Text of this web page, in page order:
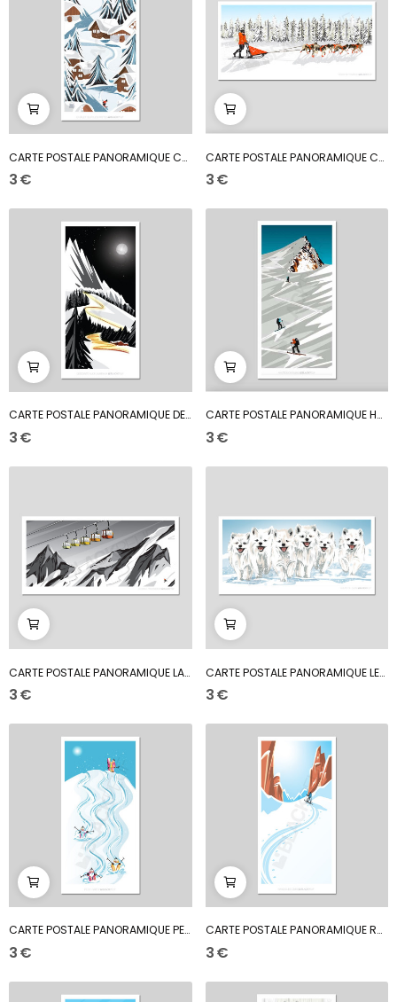
CARTE POSTALE PANORAMIQUE CHALET SUR LES PISTES
3 €
CARTE POSTALE PANORAMIQUE CHIEN DE TRAINEAU
3 €
CARTE POSTALE PANORAMIQUE DESCENTE AUX FLAMBEAUX
3 €
CARTE POSTALE PANORAMIQUE HAUTE MONTAGNE
3 €
CARTE POSTALE PANORAMIQUE LA GRAVE
3 €
CARTE POSTALE PANORAMIQUE LES P'TITS LOUPS
3 €
CARTE POSTALE PANORAMIQUE PEUF PARTY
3 €
CARTE POSTALE PANORAMIQUE RANDO DES CIMES
3 €